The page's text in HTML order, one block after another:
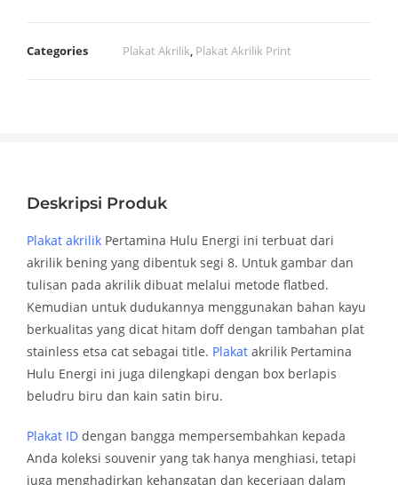
Categories Plakat Akrilik, Plakat Akrilik Print
Deskripsi Produk
Plakat akrilik Pertamina Hulu Energi ini terbuat dari
akrilik bening yang dibentuk segi 8. Untuk gambar dan
tulisan pada akrilik dibuat melalui metode flatbed.
Kemudian untuk dudukannya menggunakan bahan kayu
berkualitas yang dicat hitam doff dengan tambahan plat
stainless etsa cat sebagai title. Plakat akrilik Pertamina
Hulu Energi ini juga dilengkapi dengan box berlapis
beludru biru dan kain satin biru.
Plakat ID dengan bangga mempersembahkan kepada
Anda koleksi souvenir yang tak hanya menghiasi, tetapi
juga menghadirkan kehangatan dan keceriaan dalam